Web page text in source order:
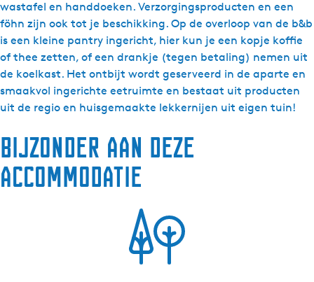
wastafel en handdoeken. Verzorgingsproducten en een
föhn zijn ook tot je beschikking. Op de overloop van de b&b
is een kleine pantry ingericht, hier kun je een kopje koffie
of thee zetten, of een drankje (tegen betaling) nemen uit
de koelkast. Het ontbijt wordt geserveerd in de aparte en
smaakvol ingerichte eetruimte en bestaat uit producten
uit de regio en huisgemaakte lekkernijen uit eigen tuin!
Bijzonder aan deze
accommodatie
h
a
r
r
e
n
-
o
s
k
c
h
a
r
r
e
n
B
o
s
k
r
r
e
n
-
B
o
k
S
c
h
a
r
r
e
-
B
o
s